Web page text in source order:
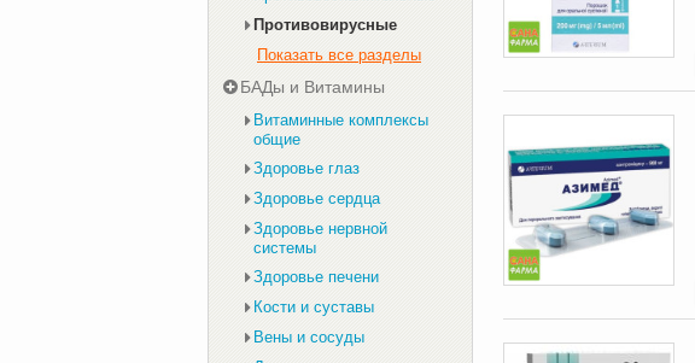
Противовирусные
Показать все разделы
БАДы и Витамины
Витаминные комплексы
общие
Здоровье глаз
Здоровье сердца
Здоровье нервной
системы
Здоровье печени
Кости и суставы
Вены и сосуды